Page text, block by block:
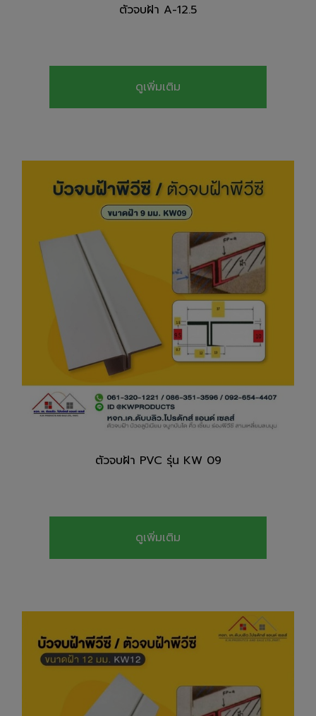
ตัวจบฝ้า A-12.5
ดูเพิ่มเติม
ตัวจบฝ้า PVC รุ่น KW 09
ดูเพิ่มเติม